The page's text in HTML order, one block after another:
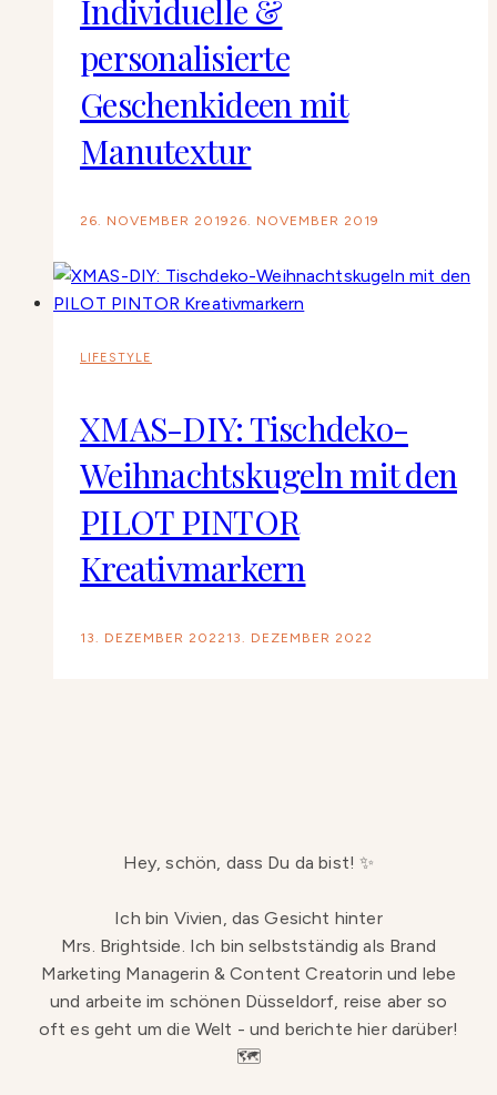
Individuelle &
personalisierte
Geschenkideen mit
Manutextur
26. NOVEMBER 2019 26. NOVEMBER 2019
LIFESTYLE
XMAS-DIY: Tischdeko-
Weihnachtskugeln mit den
PILOT PINTOR
Kreativmarkern
13. DEZEMBER 2022 13. DEZEMBER 2022
Hey, schön, dass Du da bist! ✨
Ich bin Vivien, das Gesicht hinter
Mrs. Brightside. Ich bin selbstständig als Brand
Marketing Managerin & Content Creatorin und lebe
und arbeite im schönen Düsseldorf, reise aber so
oft es geht um die Welt - und berichte hier darüber!
🗺️